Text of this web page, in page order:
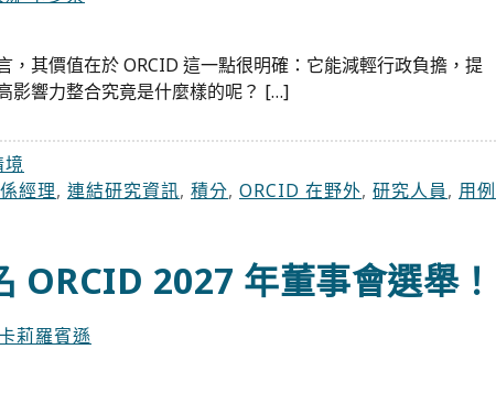
，其價值在於 ORCID 這一點很明確：它能減輕行政負擔，提
影響力整合究竟是什麼樣的呢？ […]
境
經理, 連結研究資訊, 積分, ORCID 在野外, 研究人員, 用例
ORCID 2027 年董事會選舉！
莉羅賓遜